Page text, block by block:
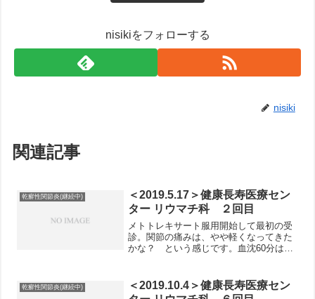
nisikiをフォローする
nisiki
関連記事
乾癬性関節炎(継続中)
＜2019.5.17＞健康長寿医療セン
ター リウマチ科 ２回目
メトトレキサート服用開始して最初の受
診。関節の痛みは、やや軽くなってきた
かな？ という感じです。血沈60分は
ず。ただ今までぎりぎり正常範囲内だっ
たヘモグロビンが12.7...
乾癬性関節炎(継続中)
＜2019.10.4＞健康長寿医療セン